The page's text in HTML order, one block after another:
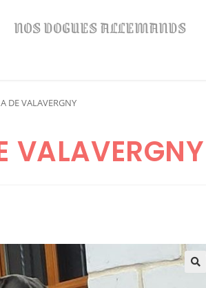
NOS DOGUES ALLEMANDS
DE VALAVERGNY
VALAVERGNY